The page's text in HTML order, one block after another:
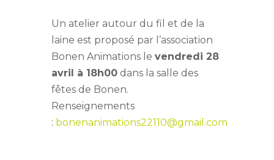
Un atelier autour du fil et de la
laine est proposé par l’association
Bonen Animations le vendredi 28
avril à 18h00 dans la salle des
fêtes de Bonen.
Renseignements
: bonenanimations22110@gmail.com